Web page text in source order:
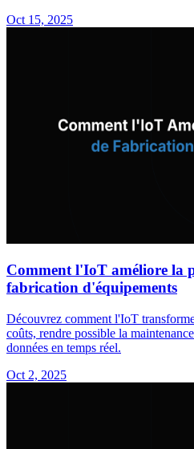
Oct 15, 2025
Comment l'IoT améliore la
fabrication d'équipements
Découvrez comment l'IoT
coûts, rendre possible la
données en temps réel.
Oct 2, 2025